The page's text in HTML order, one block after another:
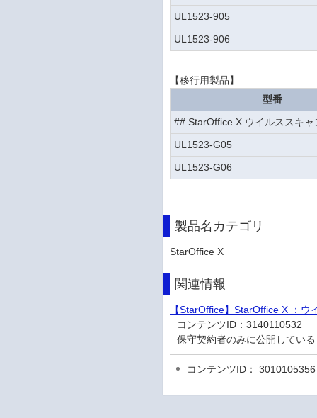
UL1523-905
UL1523-906
【移行用製品】
型番
## StarOffice X ウイルススキ
UL1523-G05
UL1523-G06
製品名カテゴリ
StarOffice X
関連情報
【StarOffice】StarOffice X ：
コンテンツID：3140110532
保守契約者のみに公開してい
コンテンツID： 3010105356